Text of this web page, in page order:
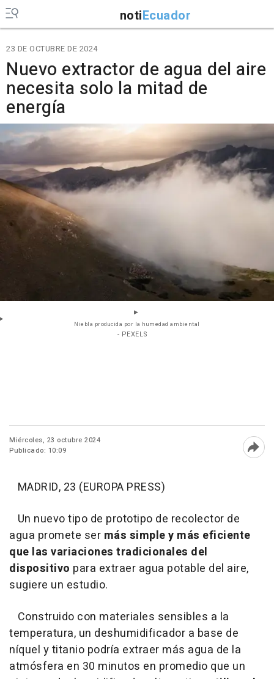
notiEcuador
23 DE OCTUBRE DE 2024
Nuevo extractor de agua del aire
necesita solo la mitad de
energía
Niebla producida por la humedad ambiental
- PEXELS
Miércoles, 23 octubre 2024
Publicado: 10:09
MADRID, 23 (EUROPA PRESS)
Un nuevo tipo de prototipo de recolector de
agua promete ser más simple y más eficiente
que las variaciones tradicionales del
dispositivo para extraer agua potable del aire,
sugiere un estudio.
Construido con materiales sensibles a la
temperatura, un deshumidificador a base de
níquel y titanio podría extraer más agua de la
atmósfera en 30 minutos en promedio que un